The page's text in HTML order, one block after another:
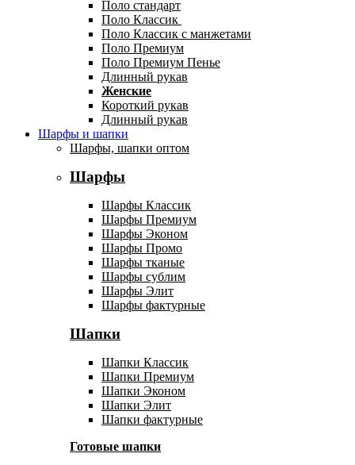
Поло стандарт
Поло Классик
Поло Классик с манжетами
Поло Премиум
Поло Премиум Пенье
Длинный рукав
Женские
Короткий рукав
Длинный рукав
Шарфы и шапки
Шарфы, шапки оптом
Шарфы
Шарфы Классик
Шарфы Премиум
Шарфы Эконом
Шарфы Промо
Шарфы тканые
Шарфы сублим
Шарфы Элит
Шарфы фактурные
Шапки
Шапки Классик
Шапки Премиум
Шапки Эконом
Шапки Элит
Шапки фактурные
Готовые шапки